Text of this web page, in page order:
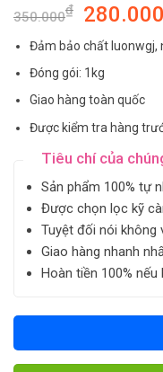
350.000₫ 280.000
Đảm bảo chất luonwgj,
Đóng gói: 1kg
Giao hàng toàn quốc
Được kiểm tra hàng
Tiêu chí của
Sản phẩm 100% tự
Được chọn lọc kỹ
Tuyệt đối nói không
Giao hàng nhanh
Hoàn tiền 100%